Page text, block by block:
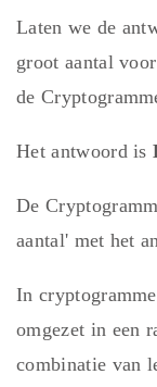
Laten we de
groot aantal
de
Het antwoord is
De
aantal' met het
In
omgezet in een
combinatie van